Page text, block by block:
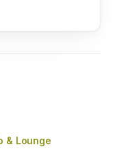
& Lounge